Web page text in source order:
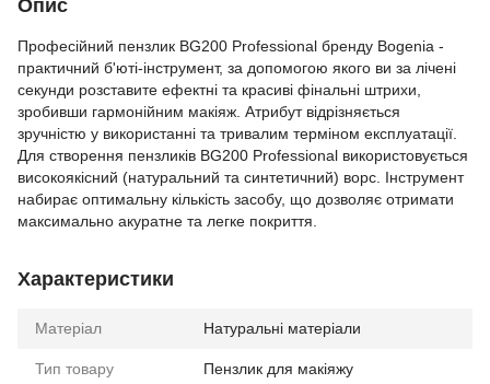
Опис
Професійний пензлик BG200 Professional бренду Bogenia -
практичний б'юті-інструмент, за допомогою якого ви за лічені
секунди розставите ефектні та красиві фінальні штрихи,
зробивши гармонійним макіяж. Атрибут відрізняється
зручністю у використанні та тривалим терміном експлуатації.
Для створення пензликів BG200 Professional використовується
високоякісний (натуральний та синтетичний) ворс. Інструмент
набирає оптимальну кількість засобу, що дозволяє отримати
максимально акуратне та легке покриття.
Характеристики
Матеріал Натуральні матеріали
Тип товару Пензлик для макіяжу